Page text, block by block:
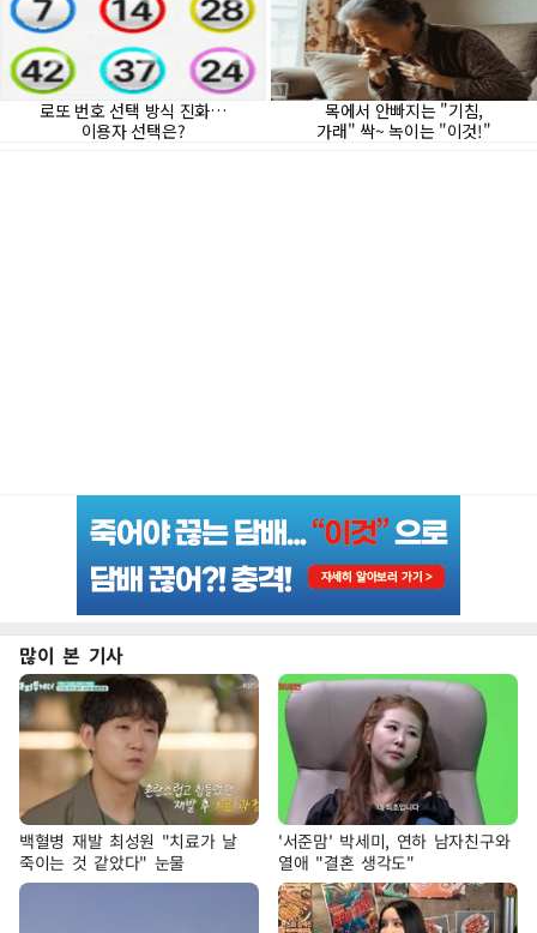
많이 본 기사
백혈병 재발 최성원 "치료가 날
죽이는 것 같았다" 눈물
'서준맘' 박세미, 연하 남자친구와
열애 "결혼 생각도"